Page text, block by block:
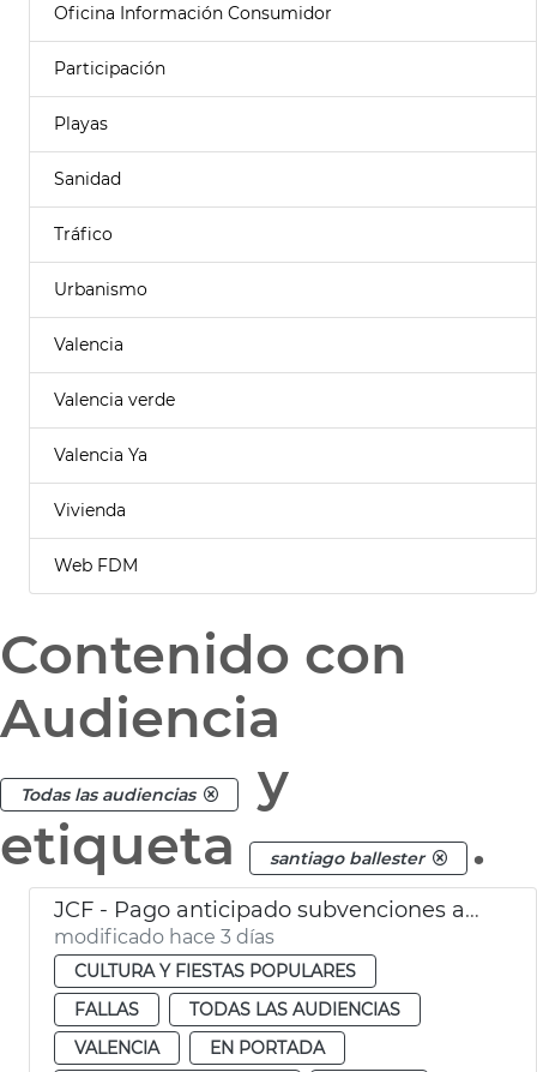
Oficina Información Consumidor
Participación
Playas
Sanidad
Tráfico
Urbanismo
Valencia
Valencia verde
Valencia Ya
Vivienda
Web FDM
Contenido con
Audiencia
Todas las audiencias
y
etiqueta
santiago ballester .
JCF - Pago anticipado subvenciones agrupaciones de falla
modificado hace 3 días
CULTURA Y FIESTAS POPULARES
FALLAS
TODAS LAS AUDIENCIAS
VALENCIA
EN PORTADA